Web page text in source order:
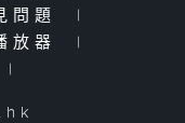
問題
|
放器
|
|